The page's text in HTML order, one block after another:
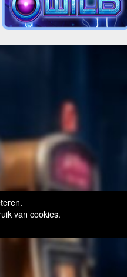
van cookies.